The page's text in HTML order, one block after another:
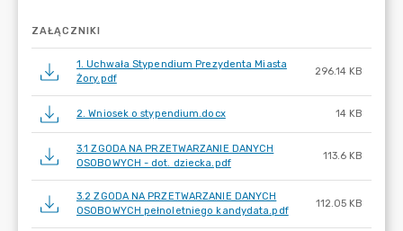
ZAŁĄCZNIKI
1. Uchwała Stypendium Prezydenta Miasta
Żory.pdf
296.14 KB
2. Wniosek o stypendium.docx 14 KB
3.1 ZGODA NA PRZETWARZANIE DANYCH
OSOBOWYCH - dot. dziecka.pdf
113.6 KB
3.2 ZGODA NA PRZETWARZANIE DANYCH
OSOBOWYCH pełnoletniego kandydata.pdf
112.05 KB